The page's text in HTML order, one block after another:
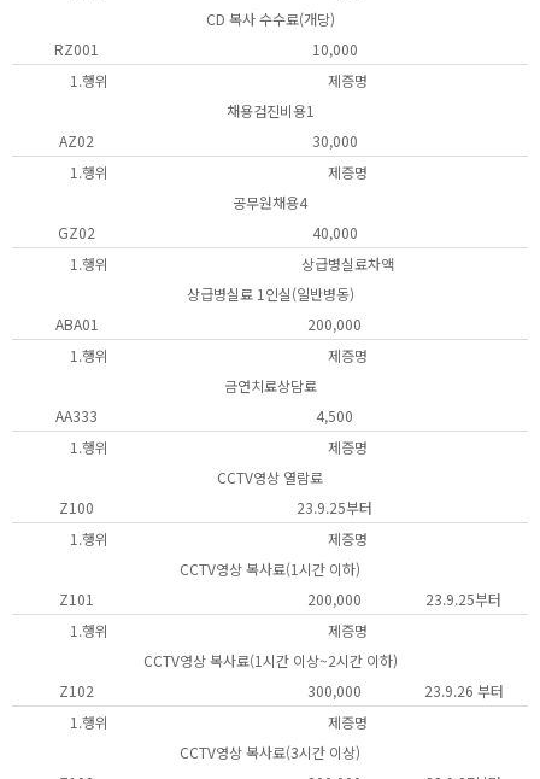
CD 복사 수수료(개당)
RZ001
10,000
1.행위
제증명
채용검진비용1
AZ02
30,000
1.행위
제증명
공무원채용4
GZ02
40,000
1.행위
상급병실료차액
상급병실료 1인실(일반병동)
ABA01
200,000
1.행위
제증명
금연치료상담료
AA333
4,500
1.행위
제증명
CCTV영상 열람료
Z100
23.9.25부터
1.행위
제증명
CCTV영상 복사료(1시간 이하)
Z101
200,000
23.9.25부터
1.행위
제증명
CCTV영상 복사료(1시간 이상~2시간 이하)
Z102
300,000
23.9.26 부터
1.행위
제증명
CCTV영상 복사료(3시간 이상)